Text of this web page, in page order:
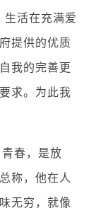
活在充满爱
提供的优质
我的完善更
求。为此我
春，是放
称，他在人
无穷，就像